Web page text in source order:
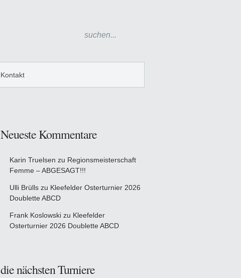
Kontakt
Neueste Kommentare
Karin Truelsen zu Regionsmeisterschaft
Femme – ABGESAGT!!!
Ulli Brülls zu Kleefelder Osterturnier 2026
Doublette ABCD
Frank Koslowski zu Kleefelder
Osterturnier 2026 Doublette ABCD
die nächsten Turniere